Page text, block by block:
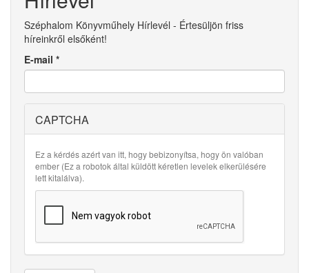
Széphalom Könyvműhely Hírlevél - Értesüljön friss
híreinkről elsőként!
E-mail *
CAPTCHA
Ez a kérdés azért van itt, hogy bebizonyítsa, hogy ön valóban
ember (Ez a robotok által küldött kéretlen levelek elkerülésére
lett kitalálva).